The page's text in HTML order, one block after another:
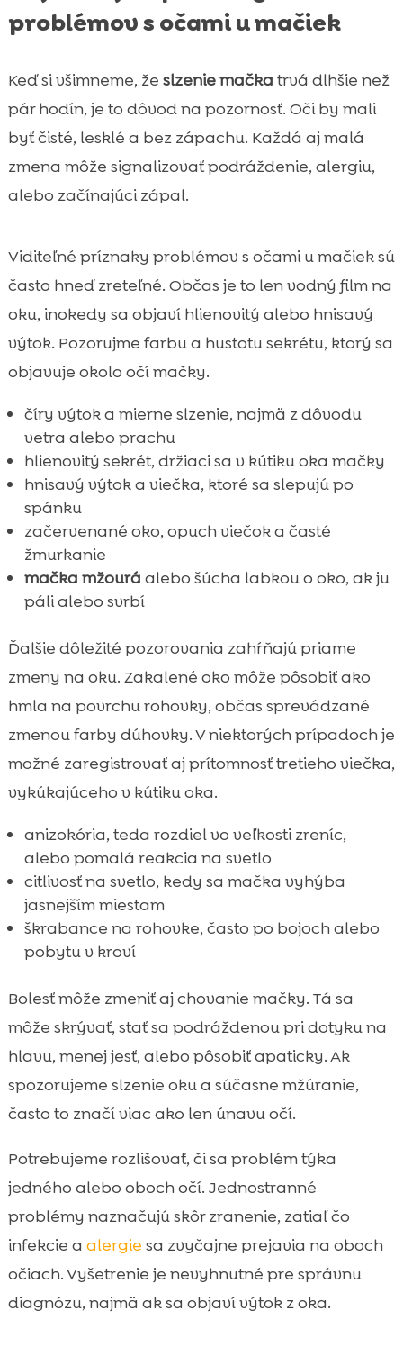
problémov s očami u mačiek
Keď si všimneme, že slzenie mačka trvá dlhšie než
pár hodín, je to dôvod na pozornosť. Oči by mali
byť čisté, lesklé a bez zápachu. Každá aj malá
zmena môže signalizovať podráždenie, alergiu,
alebo začínajúci zápal.
Viditeľné príznaky problémov s očami u mačiek sú
často hneď zreteľné. Občas je to len vodný film na
oku, inokedy sa objaví hlienovitý alebo hnisavý
výtok. Pozorujme farbu a hustotu sekrétu, ktorý sa
objavuje okolo očí mačky.
číry výtok a mierne slzenie, najmä z dôvodu
vetra alebo prachu
hlienovitý sekrét, držiaci sa v kútiku oka mačky
hnisavý výtok a viečka, ktoré sa slepujú po
spánku
začervenané oko, opuch viečok a časté
žmurkanie
mačka mžourá alebo šúcha labkou o oko, ak ju
páli alebo svrbí
Ďalšie dôležité pozorovania zahŕňajú priame
zmeny na oku. Zakalené oko môže pôsobiť ako
hmla na povrchu rohovky, občas sprevádzané
zmenou farby dúhovky. V niektorých prípadoch je
možné zaregistrovať aj prítomnosť tretieho viečka,
vykúkajúceho v kútiku oka.
anizokória, teda rozdiel vo veľkosti zreníc,
alebo pomalá reakcia na svetlo
citlivosť na svetlo, kedy sa mačka vyhýba
jasnejším miestam
škrabance na rohovke, často po bojoch alebo
pobytu v kroví
Bolesť môže zmeniť aj chovanie mačky. Tá sa
môže skrývať, stať sa podráždenou pri dotyku na
hlavu, menej jesť, alebo pôsobiť apaticky. Ak
spozorujeme slzenie oku a súčasne mžúranie,
často to značí viac ako len únavu očí.
Potrebujeme rozlišovať, či sa problém týka
jedného alebo oboch očí. Jednostranné
problémy naznačujú skôr zranenie, zatiaľ čo
infekcie a alergie sa zvyčajne prejavia na oboch
očiach. Vyšetrenie je nevyhnutné pre správnu
diagnózu, najmä ak sa objaví výtok z oka.